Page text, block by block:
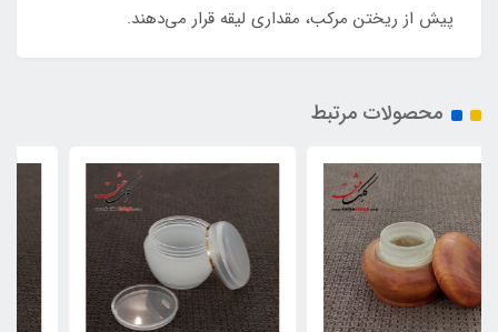
پیش از ریختن مرکب، مقداری لیقه قرار می‌دهند.
محصولات مرتبط